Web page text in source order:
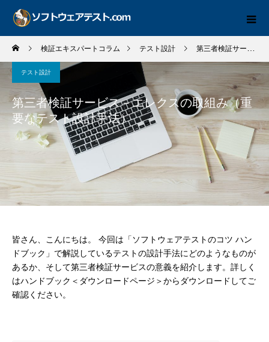
検証エキスパートコラム テスト設計 第三者検証サービス－エレクスの取組み（重要なテスト設計手法）
テスト設計
第三者検証サービス－エレクスの取組み（重
要なテスト設計手法）
皆さん、こんにちは。 今回は「ソフトウェアテストのコツ ハン
ドブック」で解説しているテストの設計手法にどのようなものが
あるか、そして第三者検証サービスの意義を紹介します。詳しく
はハンドブック ＜ダウンロードページ＞からダウンロードしてご
確認ください。